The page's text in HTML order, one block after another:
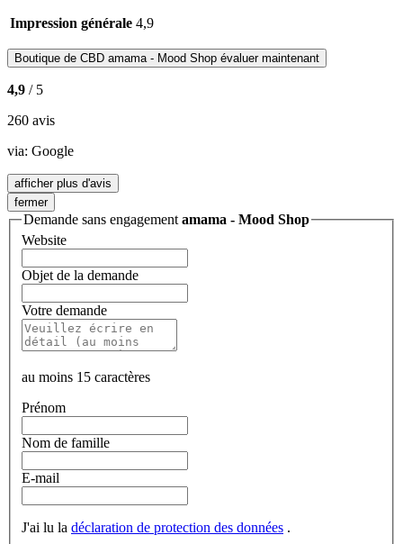
Impression générale 4,9
Boutique de CBD amama - Mood Shop évaluer maintenant
4,9 / 5
260 avis
via: Google
afficher plus d'avis
fermer
Demande sans engagement amama - Mood Shop
Website
Objet de la demande
Votre demande
au moins 15 caractères
Prénom
Nom de famille
E-mail
J'ai lu la déclaration de protection des données .